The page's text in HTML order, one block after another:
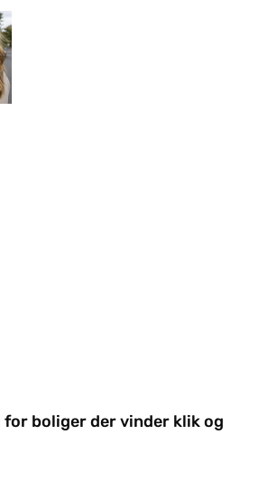
for boliger der vinder klik og